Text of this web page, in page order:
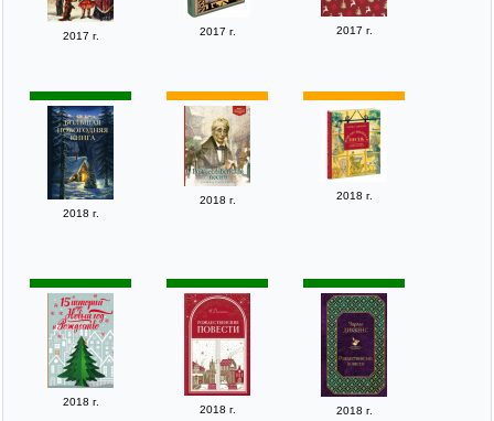
2017 г. 2017 г. 2017 г.
2018 г.
2018 г. 2018 г.
2018 г.
2018 г. 2018 г.